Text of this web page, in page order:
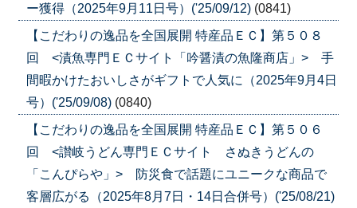
ー獲得（2025年9月11日号）('25/09/12) (0841)
【こだわりの逸品を全国展開 特産品ＥＣ】第５０８
回 <漬魚専門ＥＣサイト「吟醤漬の魚隆商店」> 手
間暇かけたおいしさがギフトで人気に（2025年9月4日
号）('25/09/08) (0840)
【こだわりの逸品を全国展開 特産品ＥＣ】第５０６
回 <讃岐うどん専門ＥＣサイト さぬきうどんの
「こんぴらや」> 防災食で話題にユニークな商品で
客層広がる（2025年8月7日・14日合併号）('25/08/21)